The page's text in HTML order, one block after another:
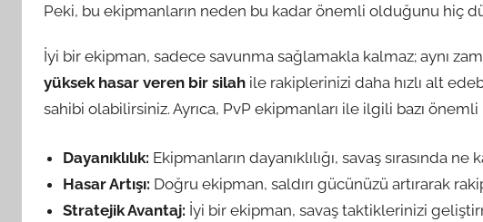
Peki, bu ekipmanların neden bu kadar önemli olduğunu hiç
İyi bir ekipman, sadece savunma sağlamakla kalmaz; aynı
yüksek hasar veren bir silah ile rakiplerinizi daha hızlı alt
sahibi olabilirsiniz. Ayrıca, PvP ekipmanları ile ilgili bazı
Dayanıklılık: Ekipmanların dayanıklılığı, savaş sırasında
Hasar Artışı: Doğru ekipman, saldırı gücünüzü artırarak
Stratejik Avantaj: İyi bir ekipman, savaş taktiklerinizi